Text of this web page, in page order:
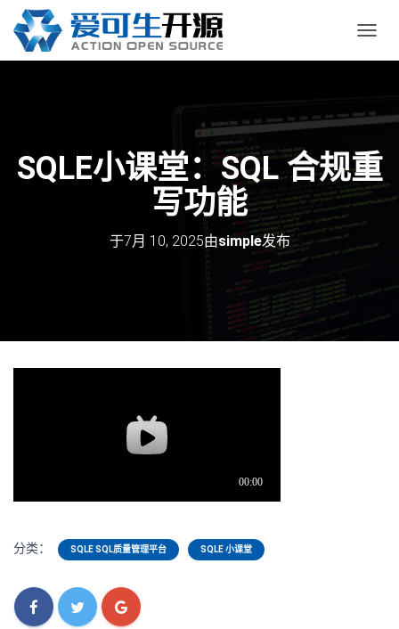
换
SQLE小课堂：SQL 合规重
写功能
于7月 10, 2025由simple发布
分类： SQLE SQL质量管理平台 SQLE 小课堂